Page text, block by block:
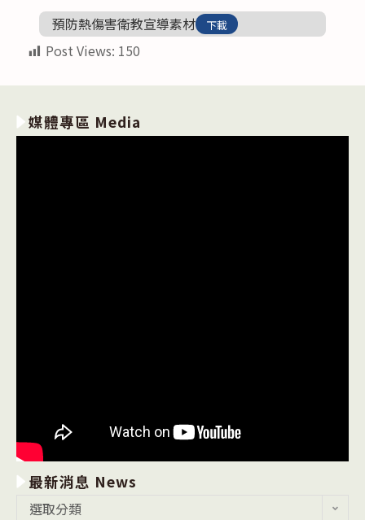
預防熱傷害衛教宣導素材
下載
Post Views: 150
媒體專區 Media
最新消息 News
選取分類